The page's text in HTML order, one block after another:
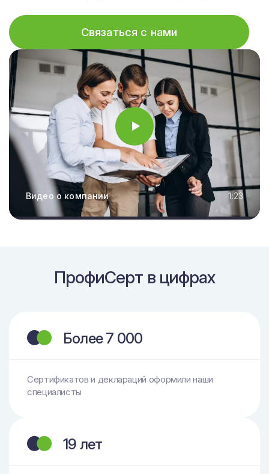
Связаться с нами
Видео о компании 1:23
ПрофиСерт в цифрах
Более 7 000
Сертификатов и деклараций оформили наши
специалисты
19 лет